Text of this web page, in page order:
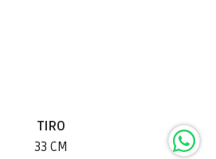
TIRO
33 CM